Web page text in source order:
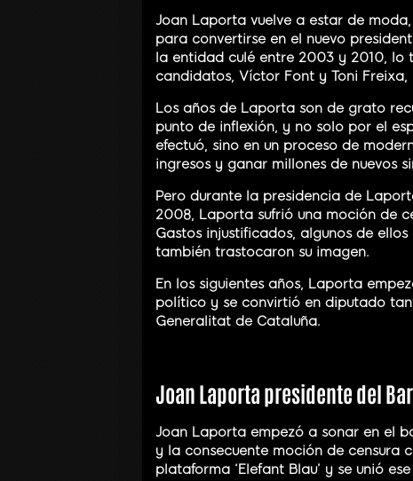
Joan Laporta vuelve a estar de
para convertirse en el nuevo
la entidad culé entre 2003 y 2010,
candidatos, Víctor Font y Toni
Los años de Laporta son de grato
punto de inflexión, y no solo por el
efectuó, sino en un proceso de
ingresos y ganar millones de nuevos
Pero durante la presidencia de
2008, Laporta sufrió una moción de
Gastos injustificados, algunos de
también trastocaron su imagen.
En los siguientes años, Laporta
político y se convirtió en diputado
Generalitat de Cataluña.
Joan Laporta presidente del
Joan Laporta empezó a sonar en el
y la consecuente moción de censura
plataforma ‘Elefant Blau’ y se unió